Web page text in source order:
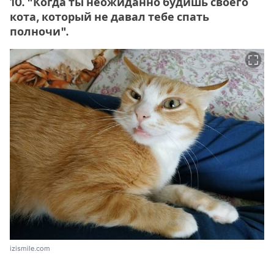
кота, который не давал тебе спать
полночи".
izismile.com